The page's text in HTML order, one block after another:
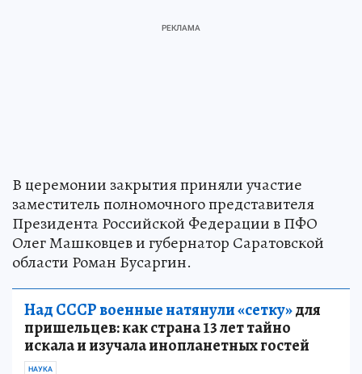
В церемонии закрытия приняли участие
заместитель полномочного представителя
Президента Российской Федерации в ПФО
Олег Машковцев и губернатор Саратовской
области Роман Бусаргин.
Над СССР военные натянули «сетку»для
пришельцев: как страна 13 лет тайно
искала и изучала инопланетных гостей
НАУКА